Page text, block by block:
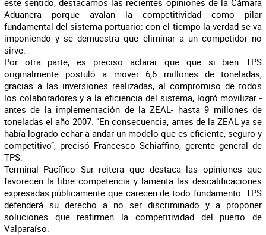
este sentido, destacamos las recientes opiniones de la Cámara
Aduanera porque avalan la competitividad como pilar
fundamental del sistema portuario: con el tiempo la verdad se va
imponiendo y se demuestra que eliminar a un competidor no
sirve.
Por otra parte, es preciso aclarar que que si bien TPS
originalmente postuló a mover 6,6 millones de toneladas,
gracias a las inversiones realizadas, al compromiso de todos
los colaboradores y a la eficiencia del sistema, logró movilizar -
antes de la implementación de la ZEAL- hasta 9 millones de
toneladas el año 2007. “En consecuencia, antes de la ZEAL ya se
había logrado echar a andar un modelo que es eficiente, seguro y
competitivo”, precisó Francesco Schiaffino, gerente general de
TPS.
Terminal Pacífico Sur reitera que destaca las opiniones que
favorecen la libre competencia y lamenta las descalificaciones
expresadas públicamente que carecen de todo fundamento. TPS
defenderá su derecho a no ser discriminado y a proponer
soluciones que reafirmen la competitividad del puerto de
Valparaíso.